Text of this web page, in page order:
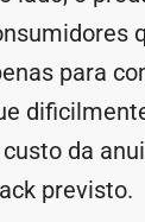
para
da
previsto.